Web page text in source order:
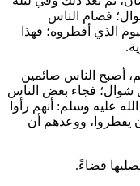
فصام الناس
الذي أفطروه؛ فهذا
أصبح الناس صائمين
شوال؛ فجاء بعض الناس
عليه وسلم: أنهم رأوا
يفطروا، ووعدهم أن
قضاءً.